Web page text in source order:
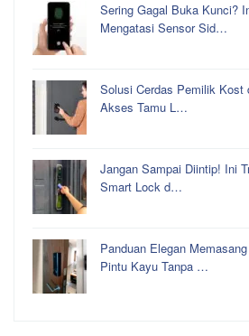
Sering Gagal Buka Kunci?
Mengatasi Sensor Sid…
Solusi Cerdas Pemilik Kost
Akses Tamu L…
Jangan Sampai Diintip! Ini
Smart Lock d…
Panduan Elegan
Pintu Kayu Tanpa …